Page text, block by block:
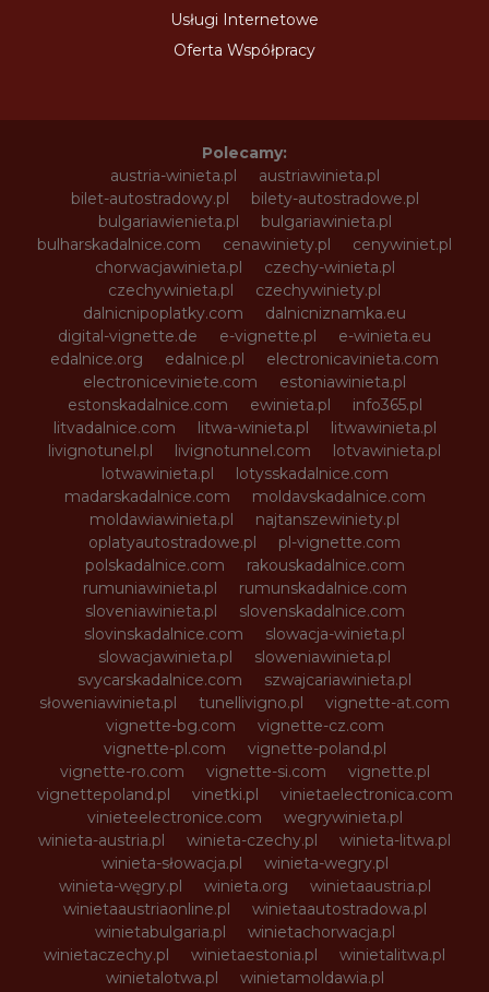
Usługi Internetowe
Oferta Współpracy
Polecamy:
austria-winieta.pl
austriawinieta.pl
bilet-autostradowy.pl
bilety-autostradowe.pl
bulgariawienieta.pl
bulgariawinieta.pl
bulharskadalnice.com
cenawiniety.pl
cenywiniet.pl
chorwacjawinieta.pl
czechy-winieta.pl
czechywinieta.pl
czechywiniety.pl
dalnicnipoplatky.com
dalnicniznamka.eu
digital-vignette.de
e-vignette.pl
e-winieta.eu
edalnice.org
edalnice.pl
electronicavinieta.com
electroniceviniete.com
estoniawinieta.pl
estonskadalnice.com
ewinieta.pl
info365.pl
litvadalnice.com
litwa-winieta.pl
litwawinieta.pl
livignotunel.pl
livignotunnel.com
lotvawinieta.pl
lotwawinieta.pl
lotysskadalnice.com
madarskadalnice.com
moldavskadalnice.com
moldawiawinieta.pl
najtanszewiniety.pl
oplatyautostradowe.pl
pl-vignette.com
polskadalnice.com
rakouskadalnice.com
rumuniawinieta.pl
rumunskadalnice.com
sloveniawinieta.pl
slovenskadalnice.com
slovinskadalnice.com
slowacja-winieta.pl
slowacjawinieta.pl
sloweniawinieta.pl
svycarskadalnice.com
szwajcariawinieta.pl
słoweniawinieta.pl
tunellivigno.pl
vignette-at.com
vignette-bg.com
vignette-cz.com
vignette-pl.com
vignette-poland.pl
vignette-ro.com
vignette-si.com
vignette.pl
vignettepoland.pl
vinetki.pl
vinietaelectronica.com
vinieteelectronice.com
wegrywinieta.pl
winieta-austria.pl
winieta-czechy.pl
winieta-litwa.pl
winieta-słowacja.pl
winieta-wegry.pl
winieta-węgry.pl
winieta.org
winietaaustria.pl
winietaaustriaonline.pl
winietaautostradowa.pl
winietabulgaria.pl
winietachorwacja.pl
winietaczechy.pl
winietaestonia.pl
winietalitwa.pl
winietalotwa.pl
winietamoldawia.pl